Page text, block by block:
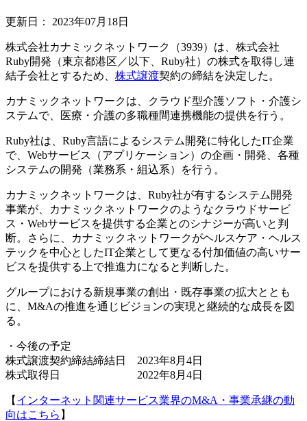
更新日： 2023年07月18日
株式会社カナミックネットワーク（3939）は、株式会社
Ruby開発（東京都港区／以下、Ruby社）の株式を取得し連
結子会社とするため、 株式譲渡契約の締結を決定した。
カナミックネットワークは、クラウド型介護ソフト・介護シ
ステムで、医療・介護の多職種間連携機能の提供を行う。
Ruby社は、Ruby言語によるシステム開発に特化したIT企業
で、Webサービス（アプリケーション）の企画・開発、各種
システムの開発（業務系・組込系）を行う。
カナミックネットワークは、Ruby社が有するシステム開発
事業が、カナミックネットワークのようなクラウドサービ
ス・Webサービスを提供する企業とのシナジーが高いと判
断。さらに、カナミックネットワークがヘルスケア・ヘルス
テックを中心としたIT企業として更なる付加価値の高いサー
ビスを提供する上で推進力になると判断した。
グループにおける新規事業の創出・既存事業の拡大ととも
に、M&Aの推進を通じビジョンの実現と継続的な成長を図
る。
・今後の予定
株式譲渡契約締結締結日 2023年8月4日
株式取得日 2022年8月4日
【 インターネット関連サービス業界のM&A・事業承継の動
向はこちら 】